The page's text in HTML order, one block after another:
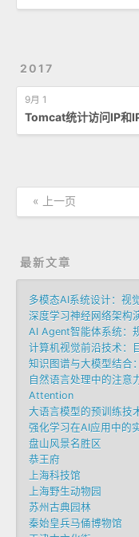
2017
9月 1
Tomcat统计访问IP和
« 上一页
最新文章
多模态AI系统设计：视
深度学习神经网络架构
AI Agent智能体系统：
计算机视觉前沿技术：
知识图谱与大模型结合
自然语言处理中的注
Attention
大语言模型的预训练技
强化学习在AI应用中的
盘山风景名胜区
恭王府
上海科技馆
上海野生动物园
苏州古典园林
秦始皇兵马俑博物馆